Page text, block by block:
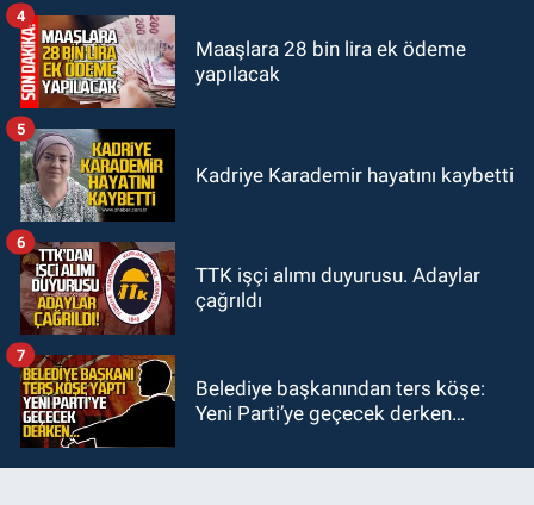
Maaşlara 28 bin lira ek ödeme
yapılacak
4
Kadriye Karademir hayatını kaybetti
5
TTK işçi alımı duyurusu. Adaylar
çağrıldı
6
Belediye başkanından ters köşe:
Yeni Parti’ye geçecek derken…
7